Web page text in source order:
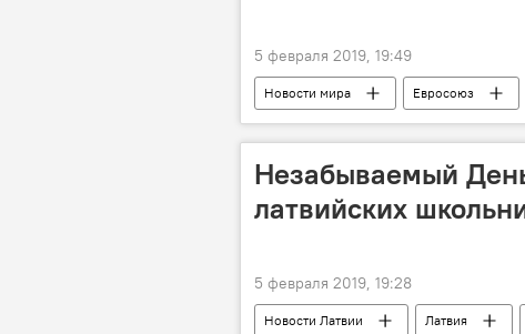
5 февраля 2019, 19:49
Новости мира Евросоюз
Федерика Могерини
Незабываемый
латвийских
5 февраля 2019, 19:28
Новости Латвии Латвия